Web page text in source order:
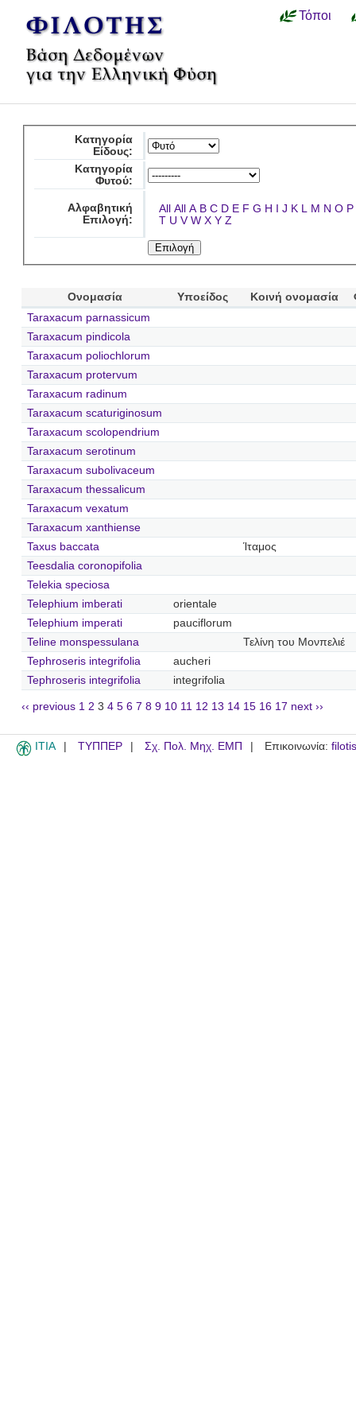
Τόποι
Κατηγορία
Είδους:
Κατηγορία
Φυτού:
Αλφαβητική
Επιλογή:
All All A B C D E F G H I J K L M N O P
T U V W X Y Z
Ονομασία Υποείδος Κοινή ονομασία
Taraxacum parnassicum
Taraxacum pindicola
Taraxacum poliochlorum
Taraxacum protervum
Taraxacum radinum
Taraxacum scaturiginosum
Taraxacum scolopendrium
Taraxacum serotinum
Taraxacum subolivaceum
Taraxacum thessalicum
Taraxacum vexatum
Taraxacum xanthiense
Taxus baccata
Ίταμος
Teesdalia coronopifolia
Telekia speciosa
Telephium imberati
orientale
Telephium imperati
pauciflorum
Teline monspessulana
Τελίνη του Μονπελιέ
Tephroseris integrifolia
aucheri
Tephroseris integrifolia
integrifolia
‹‹ previous 1 2 3 4 5 6 7 8 9 10 11 12 13 14 15 16 17 next ››
ITIA ΤΥΠΠΕΡ Σχ. Πολ. Μηχ. ΕΜΠ Επικοινωνία: